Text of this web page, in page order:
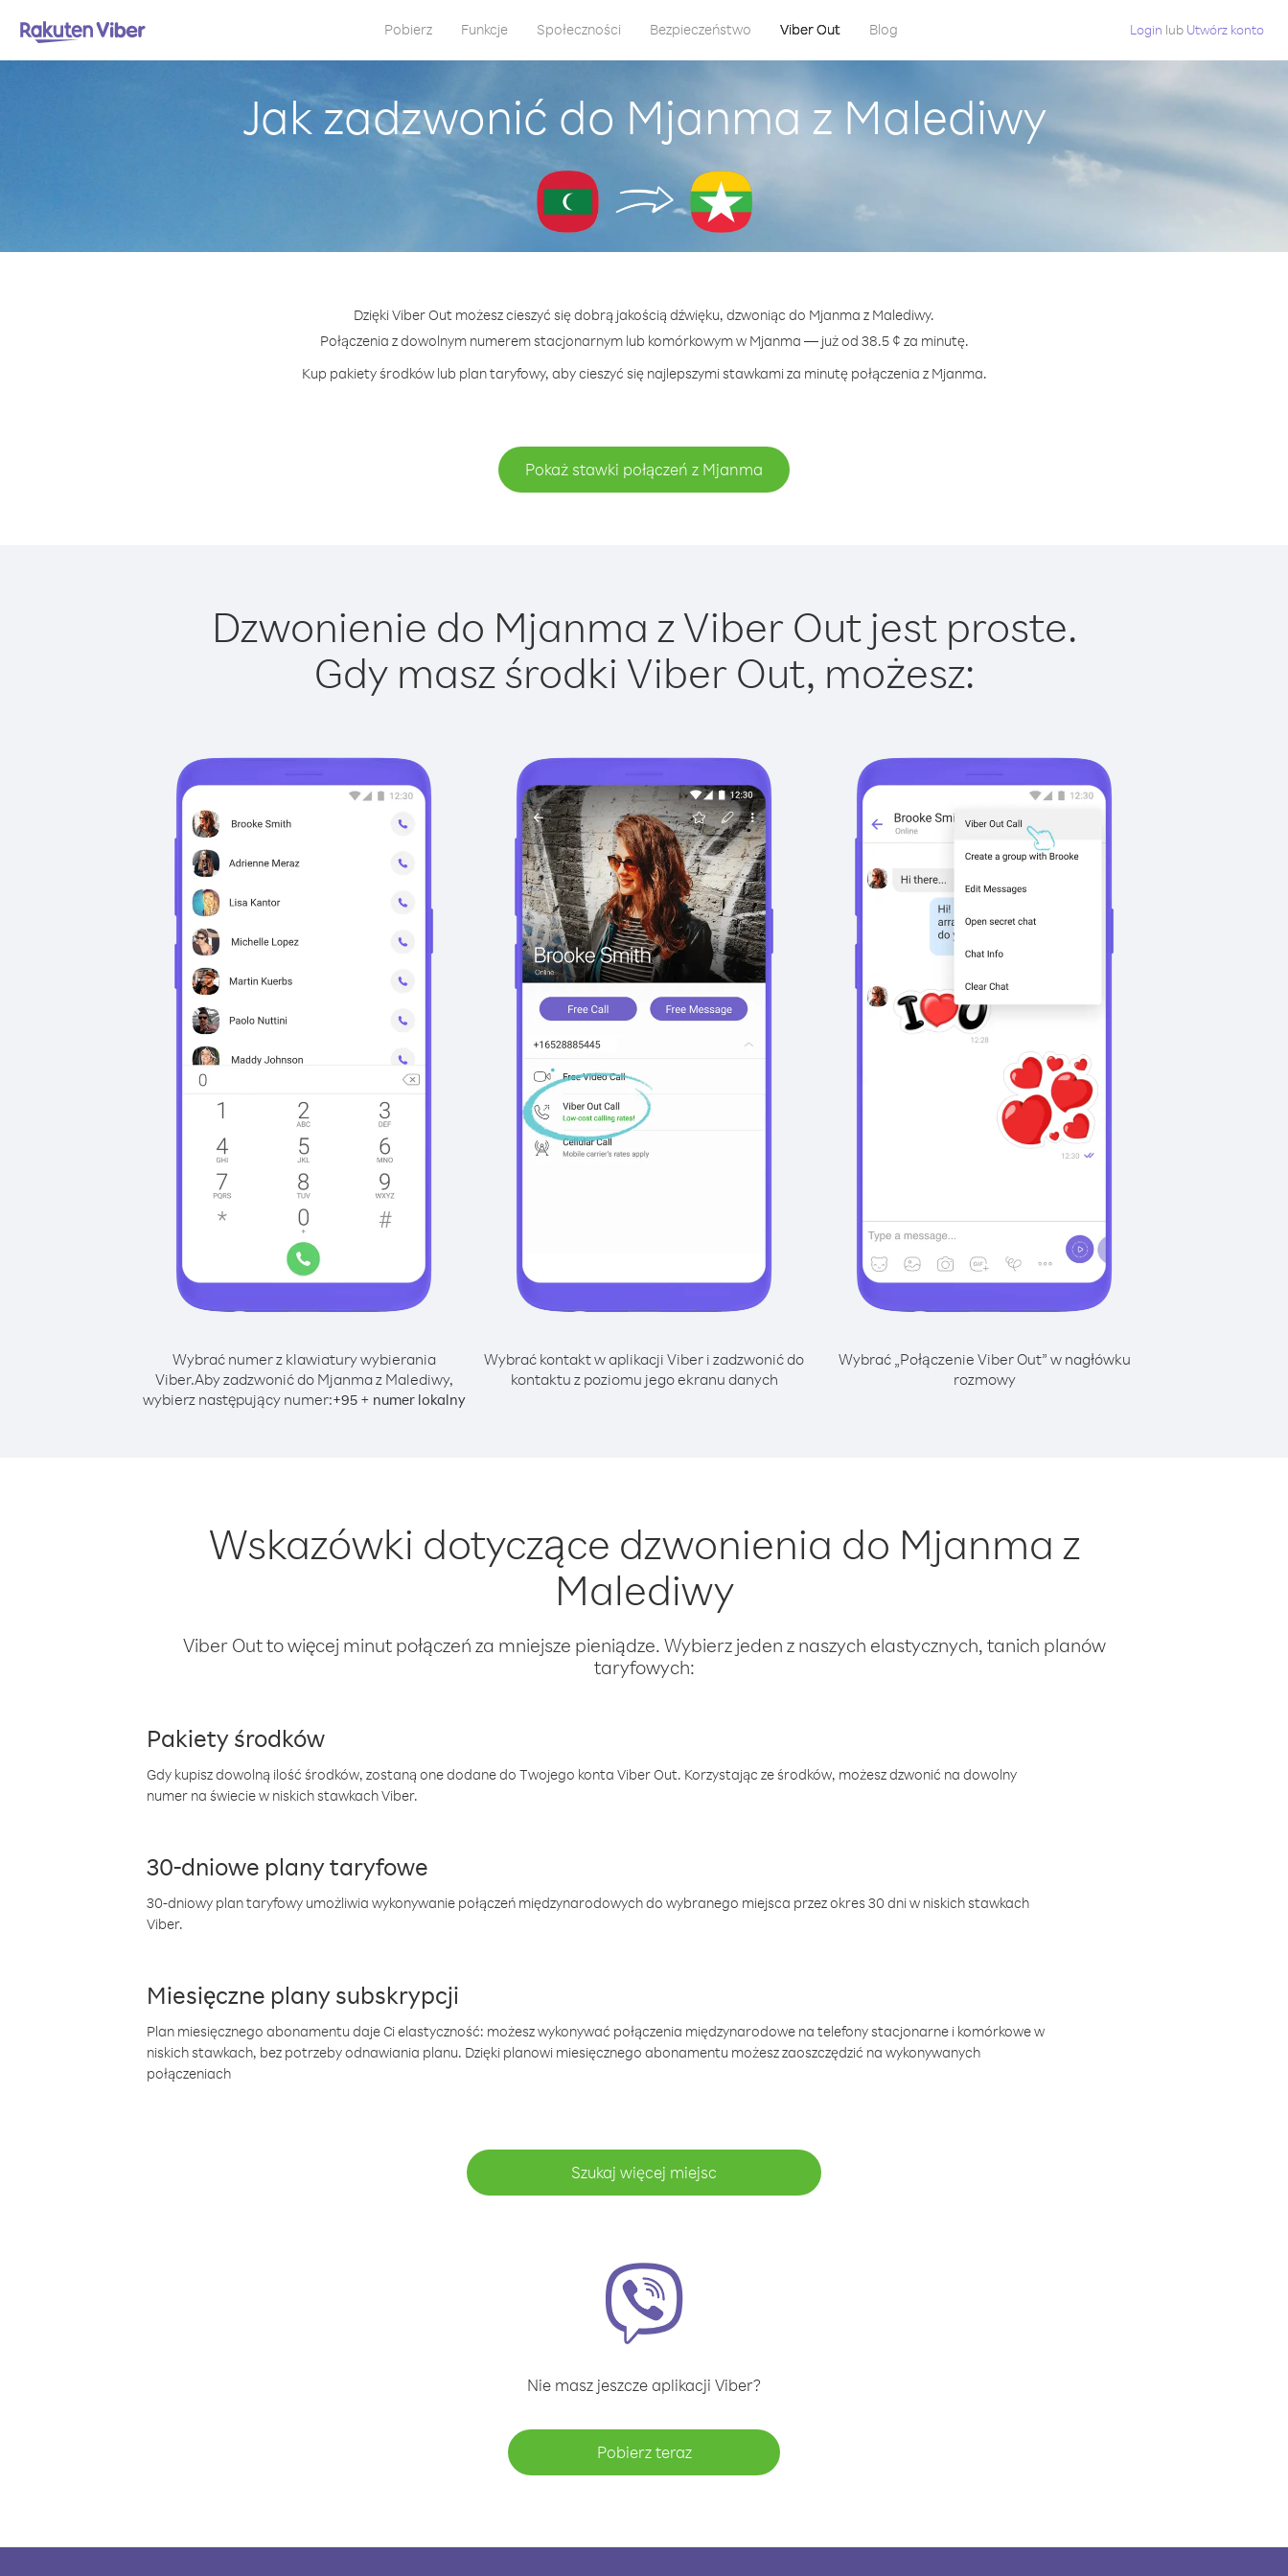
Pobierz Funkcje Społeczności Bezpieczeństwo Viber Out Blog Login lub Utwórz konto
Jak zadzwonić do Mjanma z Malediwy
Dzięki Viber Out możesz cieszyć się dobrą jakością dźwięku, dzwoniąc do Mjanma z Malediwy.
Połączenia z dowolnym numerem stacjonarnym lub komórkowym w Mjanma — już od 38.5 ¢ za minutę.
Kup pakiety środków lub plan taryfowy, aby cieszyć się najlepszymi stawkami za minutę połączenia z Mjanma.
Pokaż stawki połączeń z Mjanma
Dzwonienie do Mjanma z Viber Out jest proste.
Gdy masz środki Viber Out, możesz:
Wybrać numer z klawiatury wybierania
Viber.Aby zadzwonić do Mjanma z Malediwy,
wybierz następujący numer:+95+ numer lokalny
Wybrać kontakt w aplikacji Viber i zadzwonić do
kontaktu z poziomu jego ekranu danych
Wybrać „Połączenie Viber Out” w nagłówku
rozmowy
Wskazówki dotyczące dzwonienia do Mjanma z
Malediwy
Viber Out to więcej minut połączeń za mniejsze pieniądze. Wybierz jeden z naszych elastycznych, tanich planów
taryfowych:
Pakiety środków
Gdy kupisz dowolną ilość środków, zostaną one dodane do Twojego konta Viber Out. Korzystając ze środków, możesz dzwonić na dowolny
numer na świecie w niskich stawkach Viber.
30-dniowe plany taryfowe
30-dniowy plan taryfowy umożliwia wykonywanie połączeń międzynarodowych do wybranego miejsca przez okres 30 dni w niskich stawkach
Viber.
Miesięczne plany subskrypcji
Plan miesięcznego abonamentu daje Ci elastyczność: możesz wykonywać połączenia międzynarodowe na telefony stacjonarne i komórkowe w
niskich stawkach, bez potrzeby odnawiania planu. Dzięki planowi miesięcznego abonamentu możesz zaoszczędzić na wykonywanych
połączeniach
Szukaj więcej miejsc
Nie masz jeszcze aplikacji Viber?
Pobierz teraz